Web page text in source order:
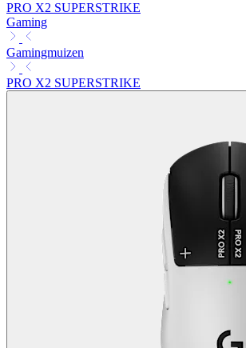
PRO X2 SUPERSTRIKE
Gaming
Gamingmuizen
PRO X2 SUPERSTRIKE